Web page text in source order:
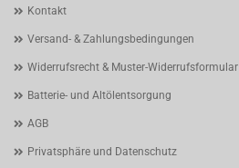
Kontakt
Versand- & Zahlungsbedingungen
Widerrufsrecht & Muster-Widerrufsformular
Batterie- und Altölentsorgung
AGB
Privatsphäre und Datenschutz